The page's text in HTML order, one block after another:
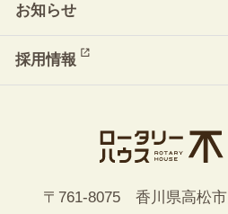
お知らせ
採用情報
〒761-8075 香川県高松